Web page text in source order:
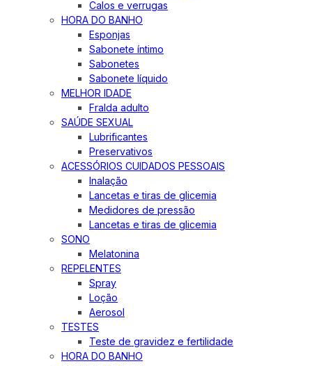
Calos e verrugas
HORA DO BANHO
Esponjas
Sabonete íntimo
Sabonetes
Sabonete líquido
MELHOR IDADE
Fralda adulto
SAÚDE SEXUAL
Lubrificantes
Preservativos
ACESSÓRIOS CUIDADOS PESSOAIS
Inalação
Lancetas e tiras de glicemia
Medidores de pressão
Lancetas e tiras de glicemia
SONO
Melatonina
REPELENTES
Spray
Loção
Aerosol
TESTES
Teste de gravidez e fertilidade
HORA DO BANHO